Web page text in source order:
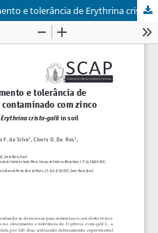
Turfa como indutor do crescimento e tolerância de Erythrina crista-galli em solo contaminado com zinco